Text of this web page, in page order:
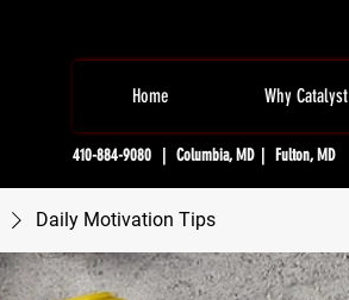
Home Why Catalyst
410-884-9080 | Columbia, MD | Fulton, MD
Daily Motivation Tips